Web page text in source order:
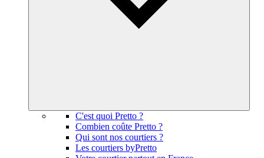
C'est quoi Pretto ?
Combien coûte Pretto ?
Qui sont nos courtiers ?
Les courtiers byPretto